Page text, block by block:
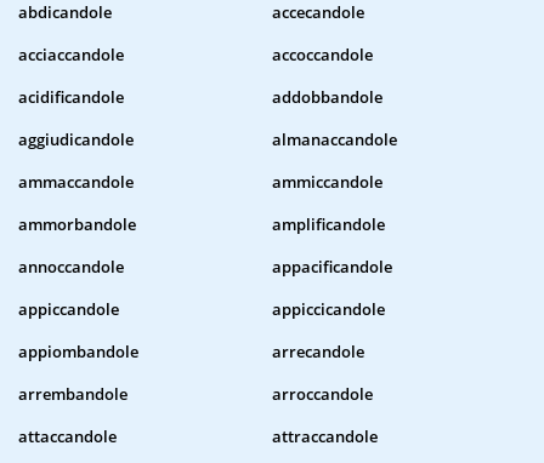
abdicandole
accecandole
acciaccandole
accoccandole
acidificandole
addobbandole
aggiudicandole
almanaccandole
ammaccandole
ammiccandole
ammorbandole
amplificandole
annoccandole
appacificandole
appiccandole
appiccicandole
appiombandole
arrecandole
arrembandole
arroccandole
attaccandole
attraccandole